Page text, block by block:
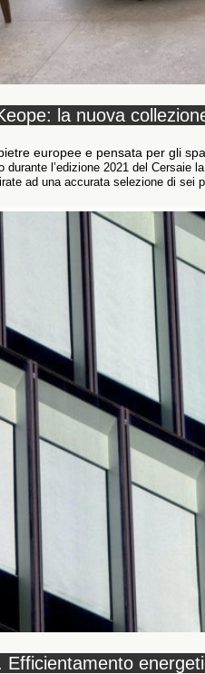
la nuova
europee e pensata per gli
durante l’edizione 2021 del
ad una accurata selezione di sei
Efficientamento